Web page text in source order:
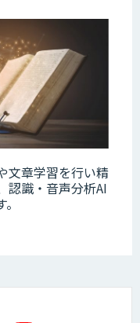
文章学習を行い精
認識・音声分析AI